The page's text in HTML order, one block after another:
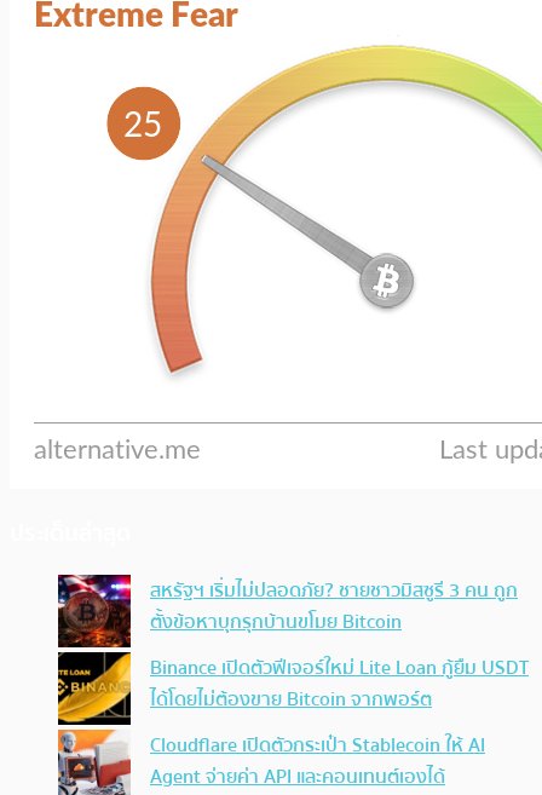
สหรัฐฯ เริ่มไม่ปลอดภัย? ชายชาวมิสซูรี 3 คน ถูก
ตั้งข้อหาบุกรุกบ้านขโมย Bitcoin
Binance เปิดตัวฟีเจอร์ใหม่ Lite Loan กู้ยืม USDT
ได้โดยไม่ต้องขาย Bitcoin จากพอร์ต
Cloudflare เปิดตัวกระเป๋า Stablecoin ให้ AI
Agent จ่ายค่า API และคอนเทนต์เองได้